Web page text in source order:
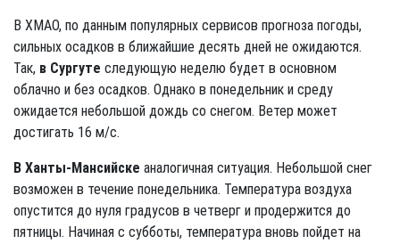
В ХМАО, по данным популярных сервисов прогноза погоды,
сильных осадков в ближайшие десять дней не ожидаются.
Так, в Сургуте следующую неделю будет в основном
облачно и без осадков. Однако в понедельник и среду
ожидается небольшой дождь со снегом. Ветер может
достигать 16 м/с.
В Ханты-Мансийске аналогичная ситуация. Небольшой снег
возможен в течение понедельника. Температура воздуха
опустится до нуля градусов в четверг и продержится до
пятницы. Начиная с субботы, температура вновь пойдет на